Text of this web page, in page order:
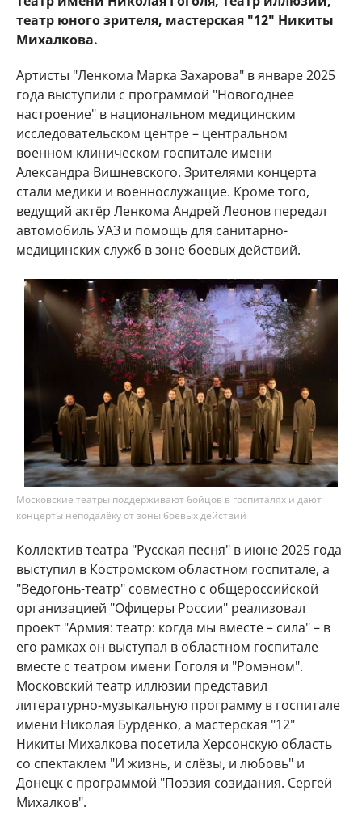
театр юного зрителя, мастерская "12" Никиты
Михалкова.
Артисты "Ленкома Марка Захарова" в январе 2025
года выступили с программой "Новогоднее
настроение" в национальном медицинским
исследовательском центре – центральном
военном клиническом госпитале имени
Александра Вишневского. Зрителями концерта
стали медики и военнослужащие. Кроме того,
ведущий актёр Ленкома Андрей Леонов передал
автомобиль УАЗ и помощь для санитарно-
медицинских служб в зоне боевых действий.
Московские театры поддерживают бойцов в госпиталях и дают
концерты неподалёку от зоны боевых действий
Коллектив театра "Русская песня" в июне 2025 года
выступил в Костромском областном госпитале, а
"Ведогонь-театр" совместно с общероссийской
организацией "Офицеры России" реализовал
проект "Армия: театр: когда мы вместе – сила" – в
его рамках он выступал в областном госпитале
вместе с театром имени Гоголя и "Ромэном".
Московский театр иллюзии представил
литературно-музыкальную программу в госпитале
имени Николая Бурденко, а мастерская "12"
Никиты Михалкова посетила Херсонскую область
со спектаклем "И жизнь, и слёзы, и любовь" и
Донецк с программой "Поэзия созидания. Сергей
Михалков".